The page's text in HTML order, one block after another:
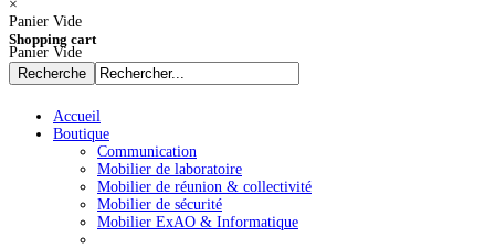
×
Panier Vide
Shopping cart
Panier Vide
Accueil
Boutique
Communication
Mobilier de laboratoire
Mobilier de réunion & collectivité
Mobilier de sécurité
Mobilier ExAO & Informatique